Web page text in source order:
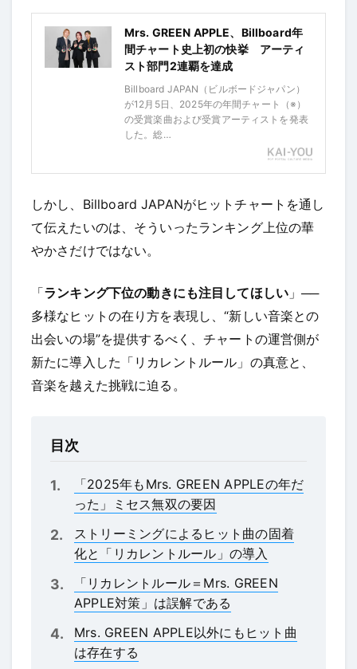
Mrs. GREEN APPLE、Billboard年
間チャート史上初の快挙 アーティ
スト部門2連覇を達成
Billboard JAPAN（ビルボードジャパン）
が12月5日、2025年の年間チャート（※）
の受賞楽曲および受賞アーティストを発表
した。総…
しかし、Billboard JAPANがヒットチャートを通し
て伝えたいのは、そういったランキング上位の華
やかさだけではない。
「ランキング下位の動きにも注目してほしい 」──
多様なヒットの在り方を表現し、“新しい音楽との
出会いの場”を提供するべく、チャートの運営側が
新たに導入した「リカレントルール」の真意と、
音楽を越えた挑戦に迫る。
目次
「2025年もMrs. GREEN APPLEの年だ
った」ミセス無双の要因
ストリーミングによるヒット曲の固着
化と「リカレントルール」の導入
「リカレントルール＝Mrs. GREEN
APPLE対策」は誤解である
Mrs. GREEN APPLE以外にもヒット曲
は存在する